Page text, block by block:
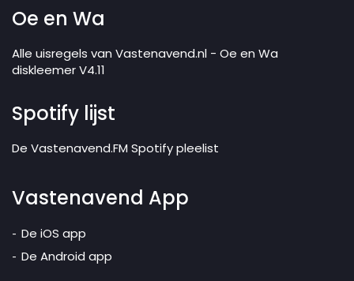
Oe en Wa
Alle uisregels van Vastenavend.nl - Oe en Wa
diskleemer V4.11
Spotify lijst
De Vastenavend.FM Spotify pleelist
Vastenavend App
De iOS app
De Android app